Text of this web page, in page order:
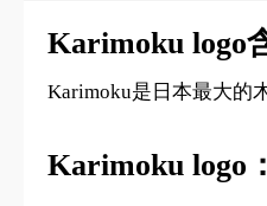
Karimoku logo
Karimoku是日本最大的
Karimoku logo：